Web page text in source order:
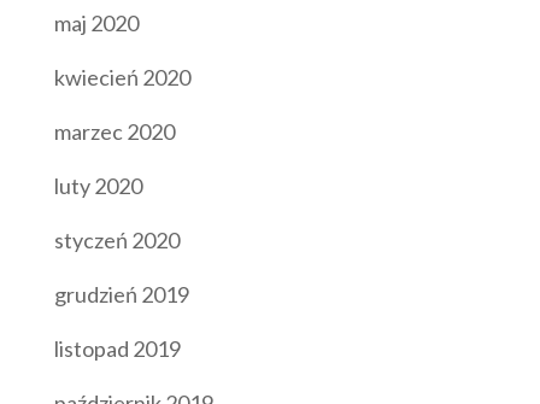
maj 2020
kwiecień 2020
marzec 2020
luty 2020
styczeń 2020
grudzień 2019
listopad 2019